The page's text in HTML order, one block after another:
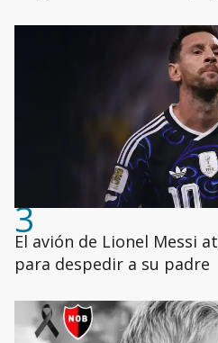
3
El avión de Lionel Messi
para despedir a su padre